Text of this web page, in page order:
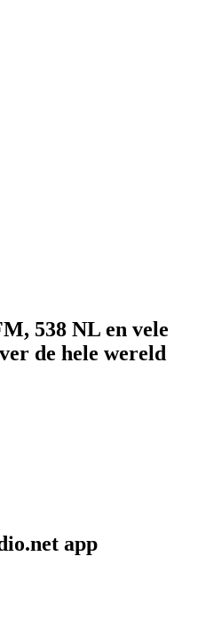
538 NL en vele
de hele wereld
app